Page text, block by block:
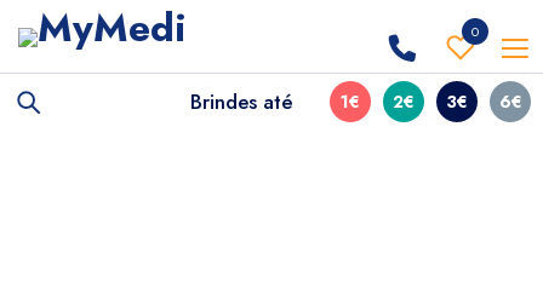
0
Brindes até 1€ 2€ 3€ 6€